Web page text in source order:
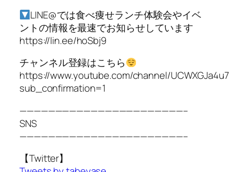
LINE@では食べ痩せランチ体験会やイベ
ントの情報を最速でお知らせしています
https://lin.ee/hoSbj9
チャンネル登録はこちら
https://www.youtube.com/channel/
sub_confirmation=1
———————————————————————–
SNS
———————————————————————–
【Twitter】